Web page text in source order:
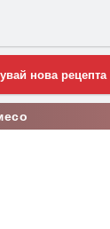
нова рецепта
месо